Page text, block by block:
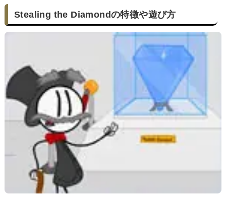
Stealing the Diamondの特徴や遊び方